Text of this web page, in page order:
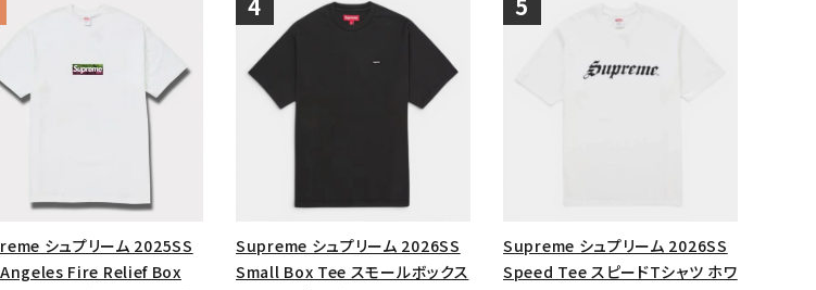
シュプリーム 2025SS
Fire Relief Box
Supreme シュプリーム 2026SS
Small Box Tee スモールボックス
Supreme シュプリーム 2026SS
Speed Tee スピードTシャツ ホワ